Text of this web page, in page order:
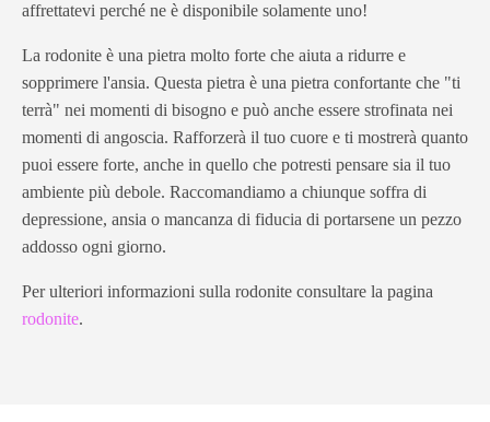
affrettatevi perché ne è disponibile solamente uno!
La rodonite è una pietra molto forte che aiuta a ridurre e
sopprimere l'ansia. Questa pietra è una pietra confortante che "ti
terrà" nei momenti di bisogno e può anche essere strofinata nei
momenti di angoscia. Rafforzerà il tuo cuore e ti mostrerà quanto
puoi essere forte, anche in quello che potresti pensare sia il tuo
ambiente più debole. Raccomandiamo a chiunque soffra di
depressione, ansia o mancanza di fiducia di portarsene un pezzo
addosso ogni giorno.
Per ulteriori informazioni sulla rodonite consultare la pagina
rodonite.